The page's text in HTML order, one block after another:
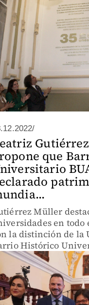
que
Müller
en todo
la distinción de la
Histórico